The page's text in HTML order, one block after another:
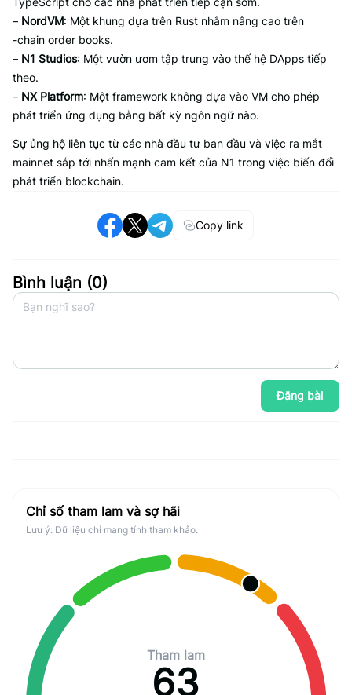
– NordVM: Một khung dựa trên Rust nhằm nâng cao trên
-chain order books.
– N1 Studios: Một vườn ươm tập trung vào thế hệ DApps tiếp
theo.
– NX Platform: Một framework không dựa vào VM cho phép
phát triển ứng dụng bằng bất kỳ ngôn ngữ nào.
Sự ủng hộ liên tục từ các nhà đầu tư ban đầu và việc ra mắt
mainnet sắp tới nhấn mạnh cam kết của N1 trong việc biến đổi
phát triển blockchain.
Copy link
Bình luận (0)
Đăng bài
Chỉ số tham lam và sợ hãi
Lưu ý: Dữ liệu chỉ mang tính tham khảo.
Tham lam
63